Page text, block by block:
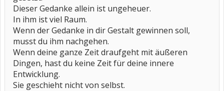
Dieser Gedanke allein ist ungeheuer.
In ihm ist viel Raum.
Wenn der Gedanke in dir Gestalt gewinnen soll,
musst du ihm nachgehen.
Wenn deine ganze Zeit draufgeht mit äußeren
Dingen, hast du keine Zeit für deine innere
Entwicklung.
Sie geschieht nicht von selbst.